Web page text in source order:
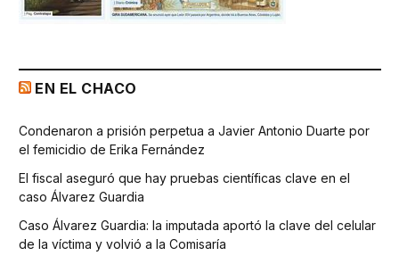
EN EL CHACO
Condenaron a prisión perpetua a Javier Antonio Duarte por
el femicidio de Erika Fernández
El fiscal aseguró que hay pruebas científicas clave en el
caso Álvarez Guardia
Caso Álvarez Guardia: la imputada aportó la clave del celular
de la víctima y volvió a la Comisaría